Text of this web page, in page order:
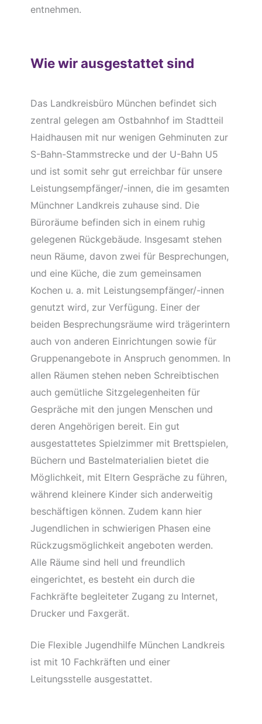
entnehmen.
Wie wir ausgestattet sind
Das Landkreisbüro München befindet sich
zentral gelegen am Ostbahnhof im Stadtteil
Haidhausen mit nur wenigen Gehminuten zur
S-Bahn-Stammstrecke und der U-Bahn U5
und ist somit sehr gut erreichbar für unsere
Leistungsempfänger/-innen, die im gesamten
Münchner Landkreis zuhause sind. Die
Büroräume befinden sich in einem ruhig
gelegenen Rückgebäude. Insgesamt stehen
neun Räume, davon zwei für Besprechungen,
und eine Küche, die zum gemeinsamen
Kochen u. a. mit Leistungsempfänger/-innen
genutzt wird, zur Verfügung. Einer der
beiden Besprechungsräume wird trägerintern
auch von anderen Einrichtungen sowie für
Gruppenangebote in Anspruch genommen. In
allen Räumen stehen neben Schreibtischen
auch gemütliche Sitzgelegenheiten für
Gespräche mit den jungen Menschen und
deren Angehörigen bereit. Ein gut
ausgestattetes Spielzimmer mit Brettspielen,
Büchern und Bastelmaterialien bietet die
Möglichkeit, mit Eltern Gespräche zu führen,
während kleinere Kinder sich anderweitig
beschäftigen können. Zudem kann hier
Jugendlichen in schwierigen Phasen eine
Rückzugsmöglichkeit angeboten werden.
Alle Räume sind hell und freundlich
eingerichtet, es besteht ein durch die
Fachkräfte begleiteter Zugang zu Internet,
Drucker und Faxgerät.
Die Flexible Jugendhilfe München Landkreis
ist mit 10 Fachkräften und einer
Leitungsstelle ausgestattet.